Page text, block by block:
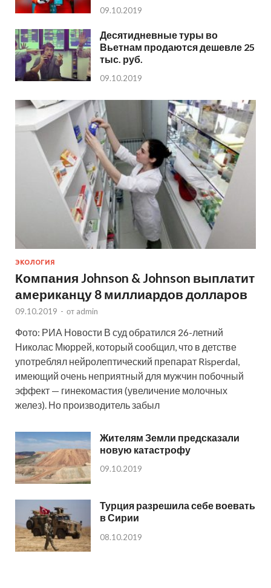
09.10.2019
Десятидневные туры во
Вьетнам продаются дешевле 25
тыс. руб.
09.10.2019
ЭКОЛОГИЯ
Компания Johnson & Johnson выплатит
американцу 8 миллиардов долларов
09.10.2019 - от admin
Фото: РИА Новости В суд обратился 26-летний
Николас Мюррей, который сообщил, что в детстве
употреблял нейролептический препарат Risperdal,
имеющий очень неприятный для мужчин побочный
эффект — гинекомастия (увеличение молочных
желез). Но производитель забыл
Жителям Земли предсказали
новую катастрофу
09.10.2019
Турция разрешила себе воевать
в Сирии
08.10.2019